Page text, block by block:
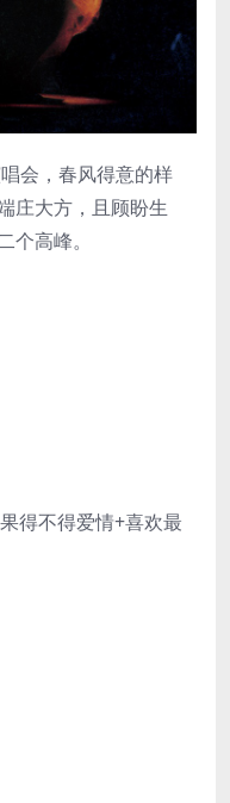
会，春风得意的样
庄大方，且顾盼生
高峰。
得不得爱情+喜欢最